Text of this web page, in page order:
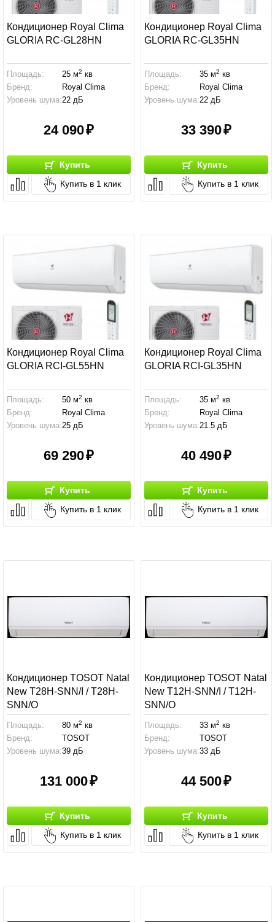
Кондиционер Royal Clima
GLORIA RC-GL28HN
Площадь: 25 м2 кв
Бренд:
Royal Clima
Уровень шума:22 дБ
24 090
Купить
Купить в 1 клик
Кондиционер Royal Clima
GLORIA RC-GL35HN
Площадь: 35 м2 кв
Бренд:
Royal Clima
Уровень шума:22 дБ
33 390
Купить
Купить в 1 клик
Кондиционер Royal Clima
GLORIA RCI-GL55HN
Площадь: 50 м2 кв
Бренд:
Royal Clima
Уровень шума:25 дБ
69 290
Купить
Купить в 1 клик
Кондиционер Royal Clima
GLORIA RCI-GL35HN
Площадь: 35 м2 кв
Бренд:
Royal Clima
Уровень шума:21.5 дБ
40 490
Купить
Купить в 1 клик
Кондиционер TOSOT Natal
New T28H-SNN/I / T28H-
SNN/O
Площадь: 80 м2 кв
Бренд:
TOSOT
Уровень шума:39 дБ
131 000
Купить
Купить в 1 клик
Кондиционер TOSOT Natal
New T12H-SNN/I / T12H-
SNN/O
Площадь: 33 м2 кв
Бренд:
TOSOT
Уровень шума:33 дБ
44 500
Купить
Купить в 1 клик